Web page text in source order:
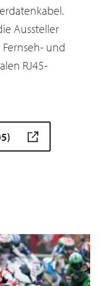
Aussteller
und
RJ45-